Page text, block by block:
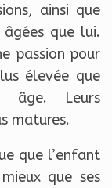
ainsi que
que lui.
passion pour
élevée que
âge. Leurs
matures.
que l’enfant
que ses